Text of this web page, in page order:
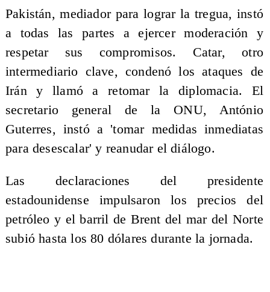
Pakistán, mediador para lograr la tregua, instó
a todas las partes a ejercer moderación y
respetar sus compromisos. Catar, otro
intermediario clave, condenó los ataques de
Irán y llamó a retomar la diplomacia. El
secretario general de la ONU, António
Guterres, instó a 'tomar medidas inmediatas
para desescalar' y reanudar el diálogo.
Las declaraciones del presidente
estadounidense impulsaron los precios del
petróleo y el barril de Brent del mar del Norte
subió hasta los 80 dólares durante la jornada.